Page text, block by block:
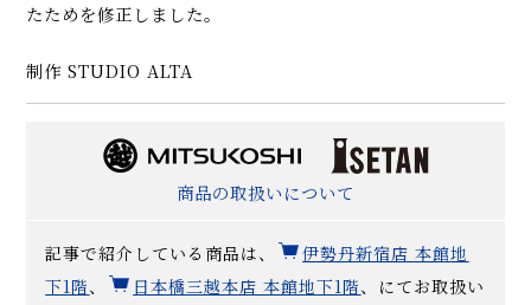
たためを修正しました。
制作 STUDIO ALTA
商品の取扱いについて
記事で紹介している商品は、
伊勢丹新宿店 本館地
下1階、 日本橋三越本店 本館地下1階、にてお取扱い